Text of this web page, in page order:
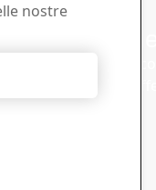
nostre